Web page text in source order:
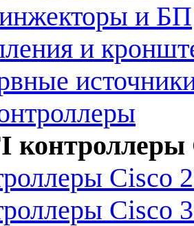
и БП
и
контроллеры
Cisco
Cisco